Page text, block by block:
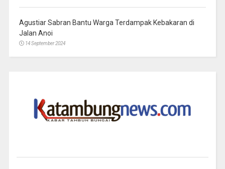
Agustiar Sabran Bantu Warga Terdampak Kebakaran di
Jalan Anoi
14 September 2024